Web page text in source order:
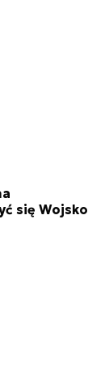
się Wojsko